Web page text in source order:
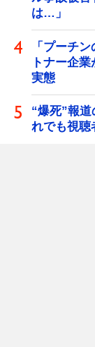
は…」
「プーチ
トナー企
実態
“爆死”報
れでも視聴